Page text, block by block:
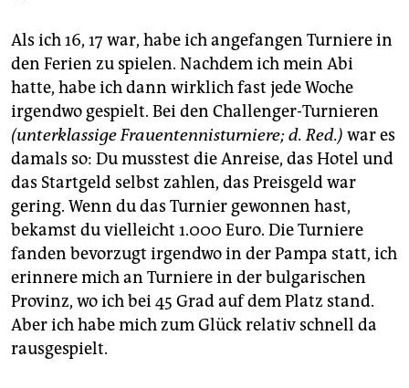
Als ich 16, 17 war, habe ich angefangen Turniere in
den Ferien zu spielen. Nachdem ich mein Abi
hatte, habe ich dann wirklich fast jede Woche
irgendwo gespielt. Bei den Challenger-Turnieren
(unterklassige Frauentennisturniere; d. Red.) war es
damals so: Du musstest die Anreise, das Hotel und
das Startgeld selbst zahlen, das Preisgeld war
gering. Wenn du das Turnier gewonnen hast,
bekamst du vielleicht 1.000 Euro. Die Turniere
fanden bevorzugt irgendwo in der Pampa statt, ich
erinnere mich an Turniere in der bulgarischen
Provinz, wo ich bei 45 Grad auf dem Platz stand.
Aber ich habe mich zum Glück relativ schnell da
rausgespielt.